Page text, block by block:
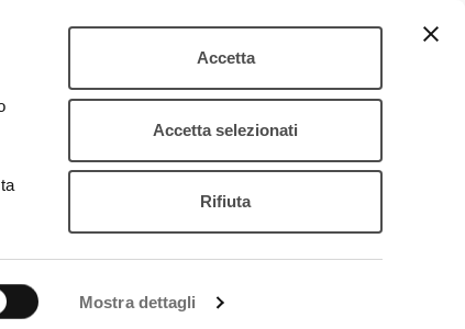
Mostra dettagli
Accetta
Accetta selezionati
Rifiuta